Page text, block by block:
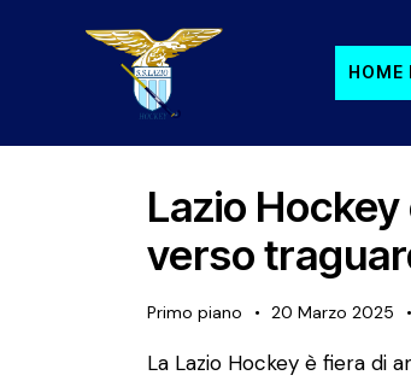
HOME
Lazio
verso
Primo piano 20 Marzo 2025
La Lazio Hockey è fiera di